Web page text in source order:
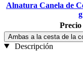
Alnatura Canela de
g
Ambas a la cesta de la
Descripción